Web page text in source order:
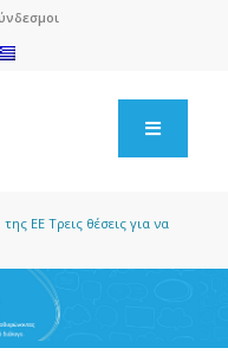
ΕΕ Τρεις θέσεις για να